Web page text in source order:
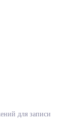
для записи